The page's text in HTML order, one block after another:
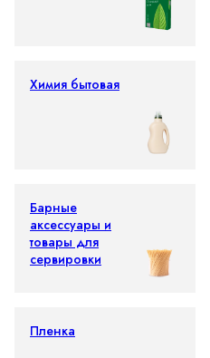
Химия бытовая
Барные
аксессуары и
товары для
сервировки
Пленка